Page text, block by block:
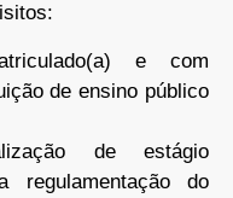
e com
de ensino público
de estágio
regulamentação do